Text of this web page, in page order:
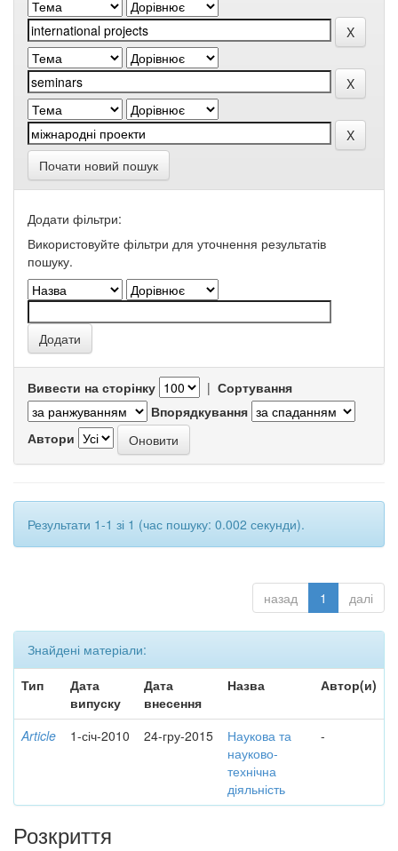
Почати новий пошук
Додати фільтри:
Використовуйте фільтри для уточнення результатів
пошуку.
Вивести на сторінку | Сортування
Впорядкування
Автори
Результати 1-1 зі 1 (час пошуку: 0.002 секунди).
назад 1 далі
Знайдені матеріали:
Тип
Дата
випуску
Дата
внесення
Назва Автор(и)
Article 1-січ-2010 24-гру-2015
Наукова та
науково-
технічна
діяльність
-
Розкриття